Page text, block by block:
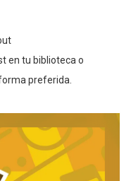
en tu biblioteca o
preferida.